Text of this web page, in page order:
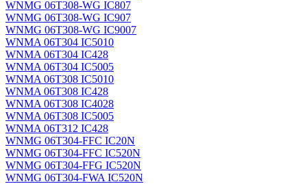
WNMG 06T308-WG IC807
WNMG 06T308-WG IC907
WNMG 06T308-WG IC9007
WNMA 06T304 IC5010
WNMA 06T304 IC428
WNMA 06T304 IC5005
WNMA 06T308 IC5010
WNMA 06T308 IC428
WNMA 06T308 IC4028
WNMA 06T308 IC5005
WNMA 06T312 IC428
WNMG 06T304-FFC IC20N
WNMG 06T304-FFC IC520N
WNMG 06T304-FFG IC520N
WNMG 06T304-FWA IC520N